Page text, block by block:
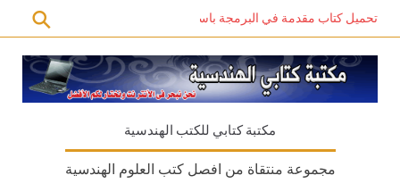
تحميل كتاب مقدمة في البرمجة باستخدام C# PDF – دليل المبتدئين للتعلم الذاتي
مكتبة كتابي للكتب الهندسية
مجموعة منتقاة من افصل كتب العلوم الهندسية